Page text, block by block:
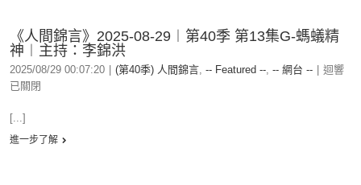
《人間錦言》2025-08-29︱第40季 第13集G-螞蟻精
神︱主持：李錦洪
2025/08/29 00:07:20 (第40季) 人間錦言, -- Featured --, -- 網台 --
迴響
已關閉
[...]
進一步了解